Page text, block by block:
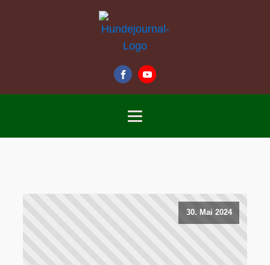
30. Mai 2024